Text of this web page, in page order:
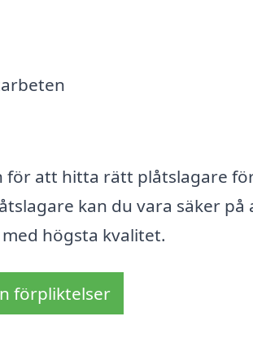
att hitta rätt plåtslagare
kan du vara säker
högsta kvalitet.
förpliktelser